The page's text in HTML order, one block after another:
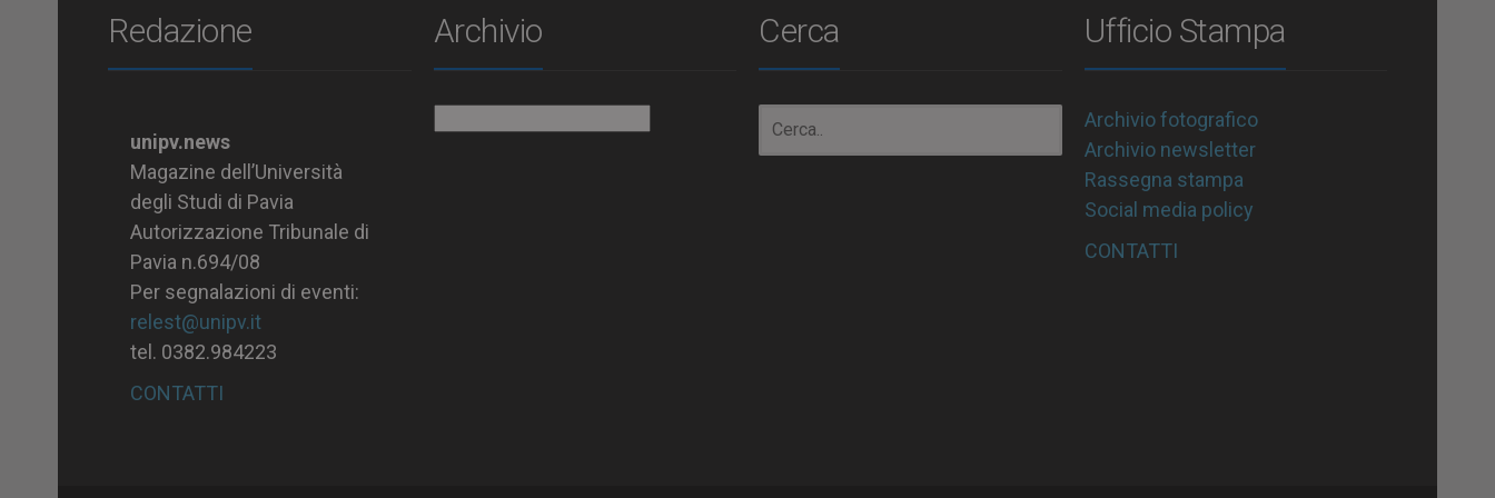
Redazione
unipv.news
Magazine dell’Università
degli Studi di Pavia
Autorizzazione Tribunale di
Pavia n.694/08
Per segnalazioni di eventi:
relest@unipv.it
tel. 0382.984223
CONTATTI
Archivio Cerca Ufficio Stampa
Archivio fotografico
Archivio newsletter
Rassegna stampa
Social media policy
CONTATTI